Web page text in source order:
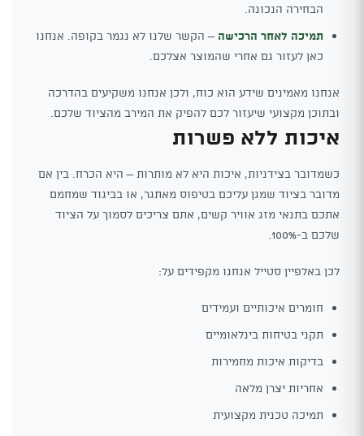
הבחירה הנכונה.
תמיכה לאחר הרכישה – הקשר שלנו לא נגמר בקופה. אנחנו
כאן לעזור גם אחרי שהמוצר אצלכם.
אנחנו מאמינים שידע הוא כוח, ולכן אנחנו משקיעים בהדרכה
ובתוכן מקצועי שיעזור לכם להפיק את המירב מהציוד שלכם.
איכות ללא פשרות
כשמדובר בצידניות, איכות היא לא מותרות – היא הכרח. בין אם
מדובר בציוד שמגן עליכם בטיפוס מאתגר, או בביגוד שמחמם
אתכם בתנאי מזג אוויר קשים, אתם צריכים לסמוך על הציוד
שלכם ב-100%.
לכן באלפיין סטייל אנחנו מקפידים על:
חומרים איכותיים ועמידים
תקני בטיחות בינלאומיים
בדיקות איכות מחמירות
אחריות יצרן מלאה
תמיכה טכנית מקצועית